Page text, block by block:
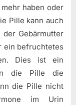
haben oder
Pille kann auch
Gebärmutter
ein befruchtetes
Dies ist ein
die Pille die
die Pille nicht
im Urin